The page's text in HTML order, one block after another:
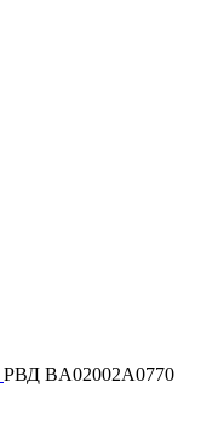
РВД BA02002A0770